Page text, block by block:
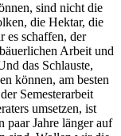
sind nicht die
die Hektar, die
es schaffen, der
Arbeit und
das Schlauste,
können, am besten
Semesterarbeit
umsetzen, ist
paar Jahre länger auf